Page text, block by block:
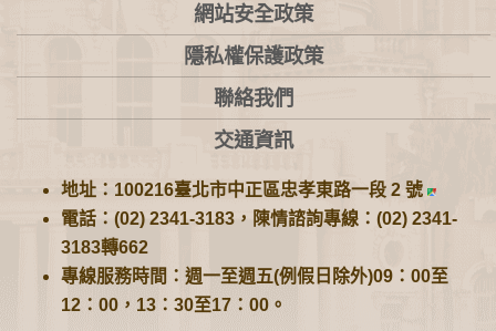
網站安全政策
隱私權保護政策
聯絡我們
交通資訊
地址：100216臺北市中正區忠孝東路一段 2 號
電話：(02) 2341-3183，陳情諮詢專線：(02) 2341-
3183轉662
專線服務時間：週一至週五(例假日除外)09：00至
12：00，13：30至17：00。